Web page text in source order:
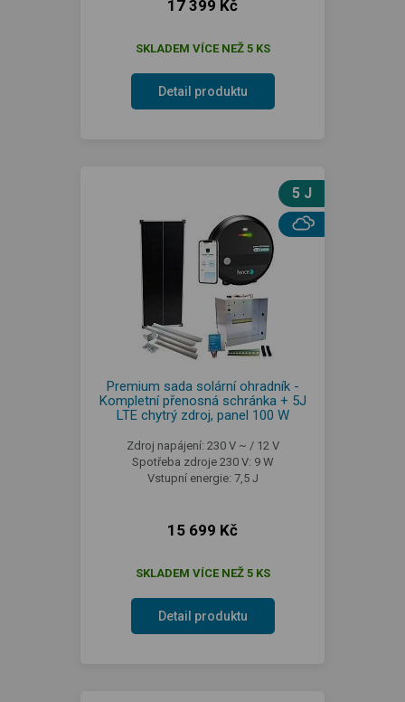
17 399 Kč
SKLADEM VÍCE NEŽ 5 KS
Detail produktu
5 J
Premium sada solární ohradník -
Kompletní přenosná schránka + 5J
LTE chytrý zdroj, panel 100 W
Zdroj napájení: 230 V ~ / 12 V
Spotřeba zdroje 230 V: 9 W
Vstupní energie: 7,5 J
15 699 Kč
SKLADEM VÍCE NEŽ 5 KS
Detail produktu